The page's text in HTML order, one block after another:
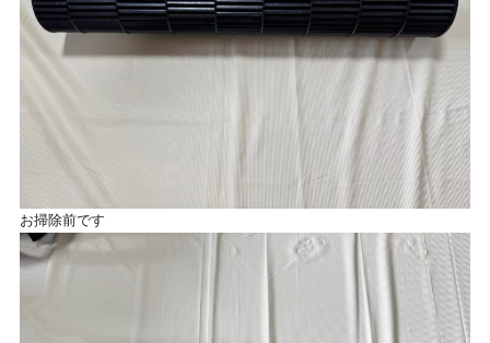
お掃除前です